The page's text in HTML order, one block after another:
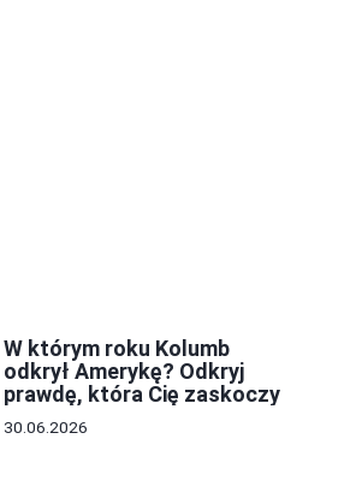
W którym roku Kolumb
odkrył Amerykę? Odkryj
prawdę, która Cię zaskoczy
30.06.2026